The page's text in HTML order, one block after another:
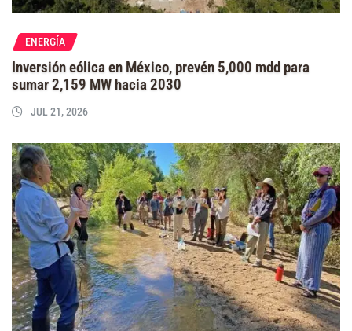
ENERGÍA
Inversión eólica en México, prevén 5,000 mdd para
sumar 2,159 MW hacia 2030
JUL 21, 2026